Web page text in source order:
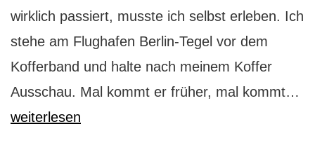
wirklich passiert, musste ich selbst erleben. Ich
stehe am Flughafen Berlin-Tegel vor dem
Kofferband und halte nach meinem Koffer
Ausschau. Mal kommt er früher, mal kommt…
weiterlesen